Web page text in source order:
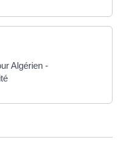
Algérien -